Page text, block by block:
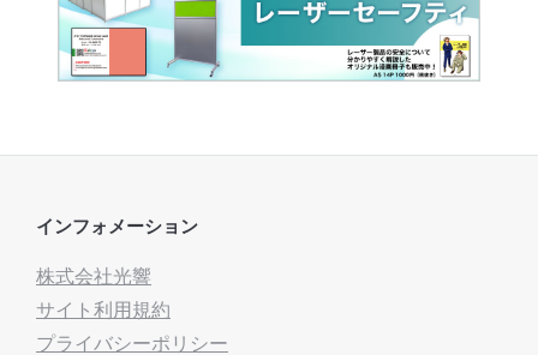
インフォメーション
株式会社光響
サイト利用規約
プライバシーポリシー